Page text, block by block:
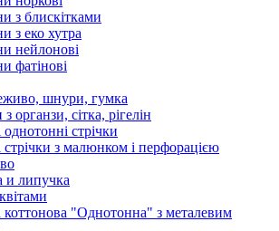
з блискітками
з еко хутра
нейлонові
фатінові
шнури, гумка
органзи, сітка, рігелін
однотонні стрічки
стрічки з малюнком і перфорацією
и липучка
коттонова "Однотонна" з металевим